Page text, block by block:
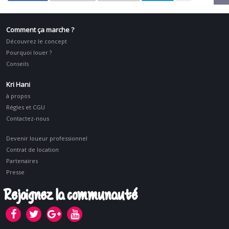
Comment ça marche ?
Découvrez le concept
Pourquoi louer ?
Conseils
Kri Hani
à propos
Régles et CGU
Contactez-nous
Devenir loueur professionnel
Contrat de location
Partenaires
Presse
Rejoignez la communauté